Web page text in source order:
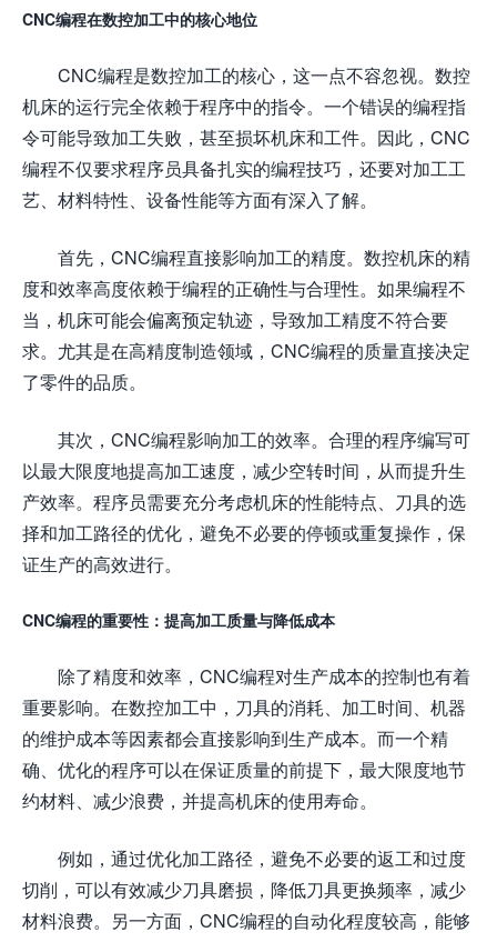
CNC编程在数控加工中的核心地位
CNC编程是数控加工的核心，这一点不容忽视。数控
机床的运行完全依赖于程序中的指令。一个错误的编程指
令可能导致加工失败，甚至损坏机床和工件。因此，CNC
编程不仅要求程序员具备扎实的编程技巧，还要对加工工
艺、材料特性、设备性能等方面有深入了解。
首先，CNC编程直接影响加工的精度。数控机床的精
度和效率高度依赖于编程的正确性与合理性。如果编程不
当，机床可能会偏离预定轨迹，导致加工精度不符合要
求。尤其是在高精度制造领域，CNC编程的质量直接决定
了零件的品质。
其次，CNC编程影响加工的效率。合理的程序编写可
以最大限度地提高加工速度，减少空转时间，从而提升生
产效率。程序员需要充分考虑机床的性能特点、刀具的选
择和加工路径的优化，避免不必要的停顿或重复操作，保
证生产的高效进行。
CNC编程的重要性：提高加工质量与降低成本
除了精度和效率，CNC编程对生产成本的控制也有着
重要影响。在数控加工中，刀具的消耗、加工时间、机器
的维护成本等因素都会直接影响到生产成本。而一个精
确、优化的程序可以在保证质量的前提下，最大限度地节
约材料、减少浪费，并提高机床的使用寿命。
例如，通过优化加工路径，避免不必要的返工和过度
切削，可以有效减少刀具磨损，降低刀具更换频率，减少
材料浪费。另一方面，CNC编程的自动化程度较高，能够